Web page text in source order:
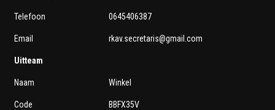
Telefoon 0645406387
Email rkav.secretaris@gmail.com
Uitteam
Naam Winkel
Code BBFX35V